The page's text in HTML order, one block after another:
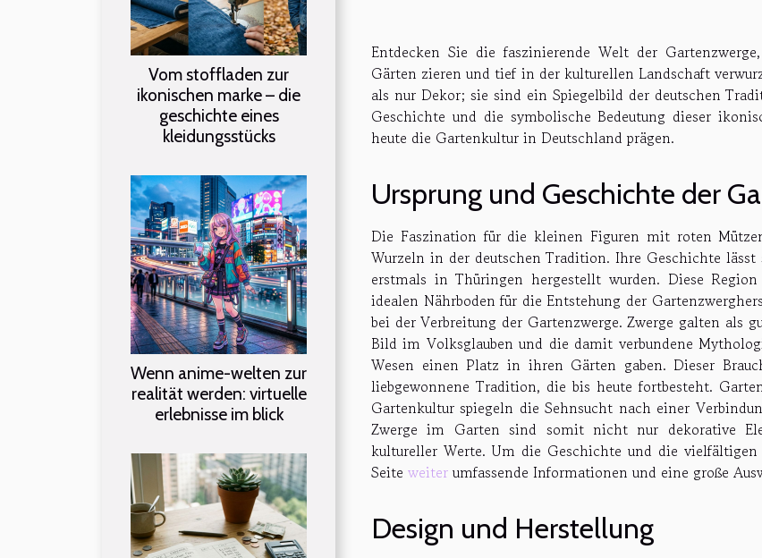
Vom stoffladen zur
ikonischen marke – die
geschichte eines
kleidungsstücks
Wenn anime-welten zur
realität werden: virtuelle
erlebnisse im blick
Entdecken Sie die faszinierende Welt der
Gärten zieren und tief in der kulturellen Landschaft
als nur Dekor; sie sind ein Spiegelbild der deutschen
Geschichte und die symbolische Bedeutung dieser
heute die Gartenkultur in Deutschland prägen.
Ursprung und Geschichte der
Die Faszination für die kleinen Figuren mit roten
Wurzeln in der deutschen Tradition. Ihre Geschichte
erstmals in Thüringen hergestellt wurden. Diese
idealen Nährboden für die Entstehung der
bei der Verbreitung der Gartenzwerge. Zwerge galten als
Bild im Volksglauben und die damit verbundene
Wesen einen Platz in ihren Gärten gaben. Dieser
liebgewonnene Tradition, die bis heute fortbesteht.
Gartenkultur spiegeln die Sehnsucht nach einer
Zwerge im Garten sind somit nicht nur dekorative
kultureller Werte. Um die Geschichte und die
Seite weiter umfassende Informationen und eine große
Design und Herstellung